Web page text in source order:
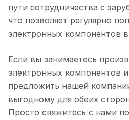
пути сотрудничества с
что позволяет регулярно
электронных компонентов
Если вы занимаетесь
электронных компонентов
предложить нашей
выгодному для обеих
Просто свяжитесь с нами